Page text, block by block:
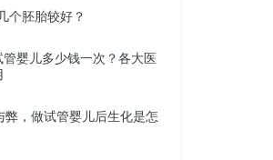
个胚胎较好？
婴儿多少钱一次？各大医
弊，做试管婴儿后生化是怎